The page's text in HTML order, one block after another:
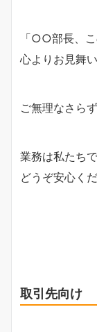
「○○部長、
心よりお見舞
ご無理なさら
業務は私たち
どうぞ安心く
取引先向け